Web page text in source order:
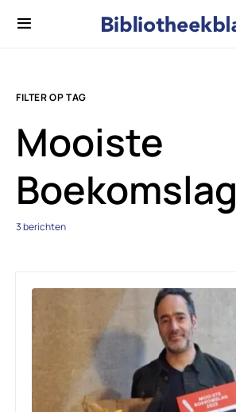
FILTER OP TAG
Mooiste
Boekomslag
3 berichten